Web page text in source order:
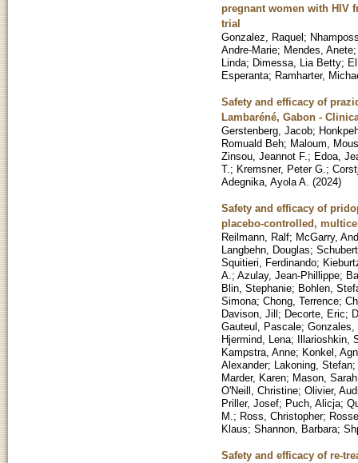
pregnant women with HIV
trial
Gonzalez, Raquel;
Andre-Marie; Mendes, Anete
Linda; Dimessa, Lia Betty;
Esperanta; Ramharter,
Safety and efficacy of
Lambaréné, Gabon -
Gerstenberg, Jacob;
Romuald Beh; Maloum,
Zinsou, Jeannot F. ; Edoa,
T. ; Kremsner, Peter G. ;
Adegnika, Ayola A. (2024)
Safety and efficacy of
placebo-controlled,
Reilmann, Ralf; McGarry,
Langbehn, Douglas;
Squitieri, Ferdinando;
A. ; Azulay, Jean-Phillippe;
Blin, Stephanie; Bohlen,
Simona; Chong, Terrence;
Davison, Jill; Decorte, Eric;
Gauteul, Pascale; Gonzales,
Hjermind, Lena; Illarioshkin,
Kampstra, Anne; Konkel,
Alexander; Lakoning, Stefan;
Marder, Karen; Mason, Sarah
O'Neill, Christine; Olivier,
Priller, Josef; Puch, Alicja;
M. ; Ross, Christopher;
Klaus; Shannon, Barbara;
Safety and efficacy of re-